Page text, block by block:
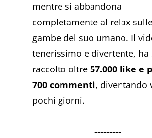
mentre si abbandona
completamente al relax sulle
gambe del suo umano. Il
tenerissimo e divertente, ha
raccolto oltre57.000 like e
700 commenti, diventando
pochi giorni.
---------